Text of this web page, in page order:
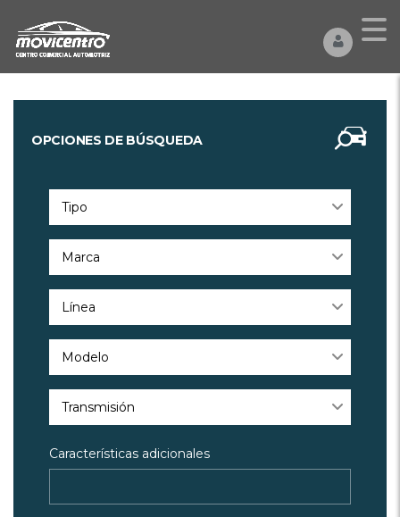
OPCIONES DE BÚSQUEDA
Tipo
Marca
Línea
Modelo
Transmisión
Características adicionales